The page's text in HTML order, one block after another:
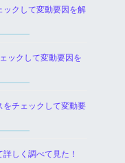
ックして変動要因を解
ックして変動要因を
をチェックして変動要
しく調べて見た！